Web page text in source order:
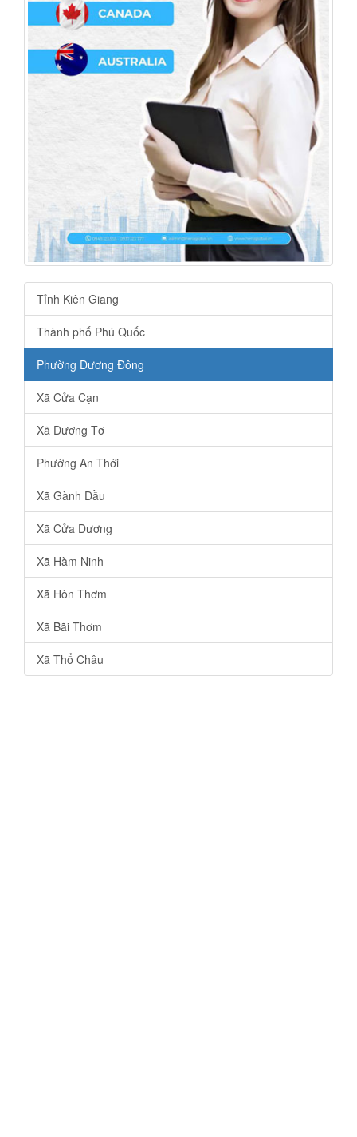
Tỉnh Kiên Giang
Thành phố Phú Quốc
Phường Dương Đông
Xã Cửa Cạn
Xã Dương Tơ
Phường An Thới
Xã Gành Dầu
Xã Cửa Dương
Xã Hàm Ninh
Xã Hòn Thơm
Xã Bãi Thơm
Xã Thổ Châu